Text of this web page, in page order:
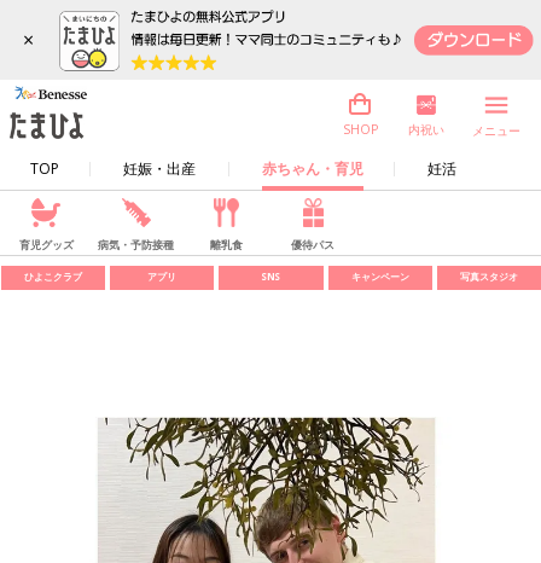
×
TOP 妊娠・出産 赤ちゃん・育児 妊活
SHOP 内祝い メニュー
育児グッズ 病気・予防接種 離乳食 優待パス
ひよこクラブ アプリ SNS キャンペーン 写真スタジオ